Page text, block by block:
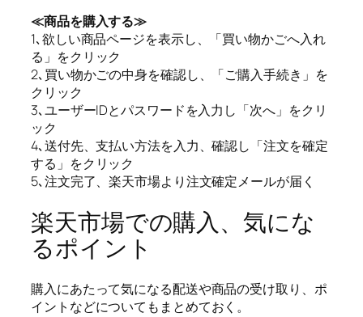
≪商品を購入する≫
1､欲しい商品ページを表示し、「買い物かごへ入れ
る」をクリック
2､買い物かごの中身を確認し、「ご購入手続き」を
クリック
3､ユーザーIDとパスワードを入力し「次へ」をクリ
ック
4､送付先、支払い方法を入力、確認し「注文を確定
する」をクリック
5､注文完了、楽天市場より注文確定メールが届く
楽天市場での購入、気にな
るポイント
購入にあたって気になる配送や商品の受け取り、ポ
イントなどについてもまとめておく。